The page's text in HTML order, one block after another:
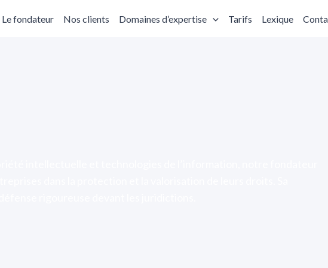
Le fondateur Nos clients Domaines d’expertise Tarifs Lexique